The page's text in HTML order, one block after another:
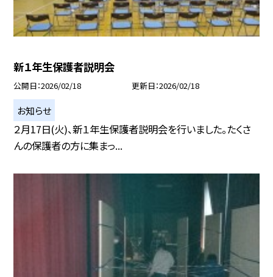
新１年生保護者説明会
公開日 2026/02/18 更新日 2026/02/18
お知らせ
２月17日(火)、新１年生保護者説明会を行いました。たくさ
んの保護者の方に集まっ...